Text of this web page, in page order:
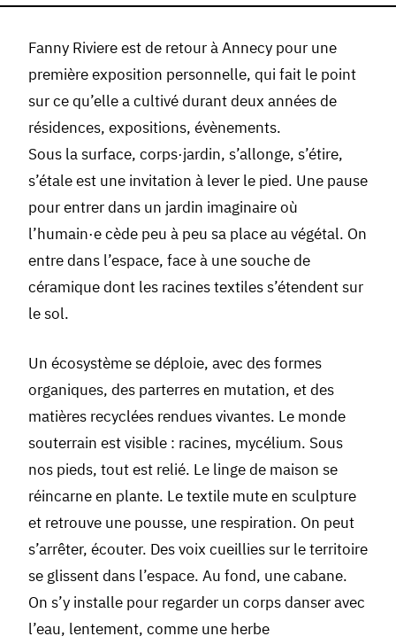
Fanny Riviere est de retour à Annecy pour une
première exposition personnelle, qui fait le point
sur ce qu’elle a cultivé durant deux années de
résidences, expositions, évènements.
Sous la surface, corps·jardin, s’allonge, s’étire,
s’étale est une invitation à lever le pied. Une pause
pour entrer dans un jardin imaginaire où
l’humain·e cède peu à peu sa place au végétal. On
entre dans l’espace, face à une souche de
céramique dont les racines textiles s’étendent sur
le sol.
Un écosystème se déploie, avec des formes
organiques, des parterres en mutation, et des
matières recyclées rendues vivantes. Le monde
souterrain est visible : racines, mycélium. Sous
nos pieds, tout est relié. Le linge de maison se
réincarne en plante. Le textile mute en sculpture
et retrouve une pousse, une respiration. On peut
s’arrêter, écouter. Des voix cueillies sur le territoire
se glissent dans l’espace. Au fond, une cabane.
On s’y installe pour regarder un corps danser avec
l’eau, lentement, comme une herbe